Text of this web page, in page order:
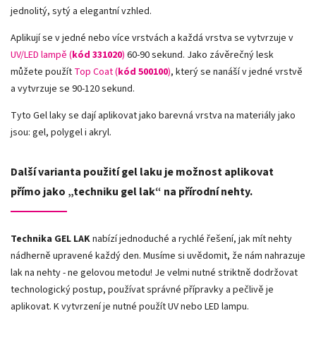
jednolitý, sytý a elegantní vzhled.
Aplikují se v jedné nebo více vrstvách a každá vrstva se vytvrzuje v
UV/LED lampě (kód 331020) 60-90 sekund. Jako závěrečný lesk
můžete použít Top Coat (kód 500100), který se nanáší v jedné vrstvě
a vytvrzuje se 90-120 sekund.
Tyto Gel laky se dají aplikovat jako barevná vrstva na materiály jako
jsou: gel, polygel i akryl.
Další varianta použití gel laku je možnost aplikovat
přímo jako „techniku gel lak“ na přírodní nehty.
Technika GEL LAKnabízí jednoduché a rychlé řešení, jak mít nehty
nádherně upravené každý den. Musíme si uvědomit, že nám nahrazuje
lak na nehty - ne gelovou metodu! Je velmi nutné striktně dodržovat
technologický postup, používat správné přípravky a pečlivě je
aplikovat. K vytvrzení je nutné použít UV nebo LED lampu.